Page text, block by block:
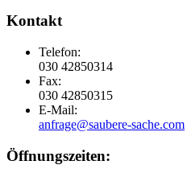
Kontakt
Telefon:
030 42850314
Fax:
030 42850315
E-Mail:
anfrage@saubere-sache.com
Öffnungszeiten: